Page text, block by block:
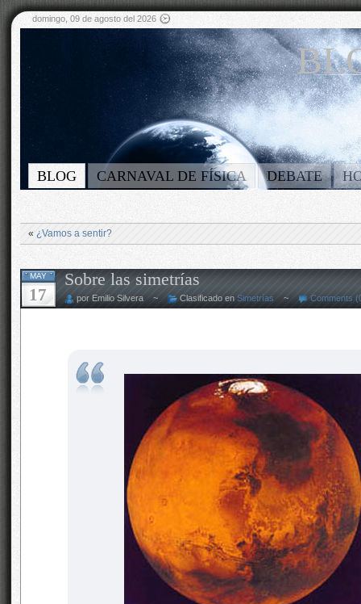
domingo, 09 de agosto del 2026
BLOG CARNAVAL DE FÍSICA DEBATE
« ¿Vamos a sentir?
MAY
17
Sobre las simetrías
por Emilio Silvera ~ Clasificado en Simetrías ~ Comments